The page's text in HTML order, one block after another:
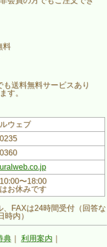
料
送料無料サービスあり
す。
ウェブ
〜18:00
お休みです
FAXは24時間受付（回答な
時内）
典｜ 利用案内